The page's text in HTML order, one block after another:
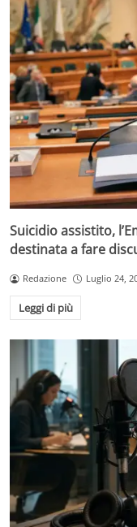
Suicidio assistito,
destinata a fare
Redazione Luglio 24,
Leggi di più